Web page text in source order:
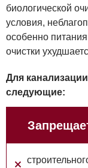
биологической
условия,
особенно
очистки
Для
следующие: